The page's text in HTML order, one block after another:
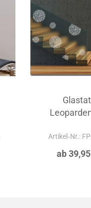
Artikel‑Nr.:
ab